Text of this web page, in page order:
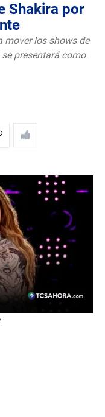
Shakira por
mover los shows de
presentará como